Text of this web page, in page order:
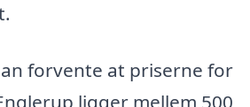
forvente at priserne for
ligger mellem 500